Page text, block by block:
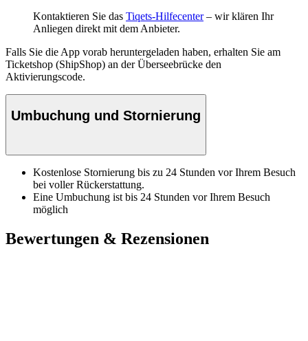
Kontaktieren Sie das Tiqets-Hilfecenter– wir klären Ihr
Anliegen direkt mit dem Anbieter.
Falls Sie die App vorab heruntergeladen haben, erhalten Sie am
Ticketshop (ShipShop) an der Überseebrücke den
Aktivierungscode.
Umbuchung und Stornierung
Kostenlose Stornierung bis zu 24 Stunden vor Ihrem Besuch
bei voller Rückerstattung.
Eine Umbuchung ist bis 24 Stunden vor Ihrem Besuch
möglich
Bewertungen & Rezensionen